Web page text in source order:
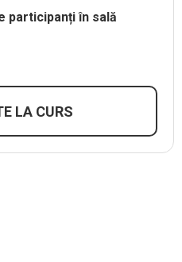
participanți în sală
LA CURS